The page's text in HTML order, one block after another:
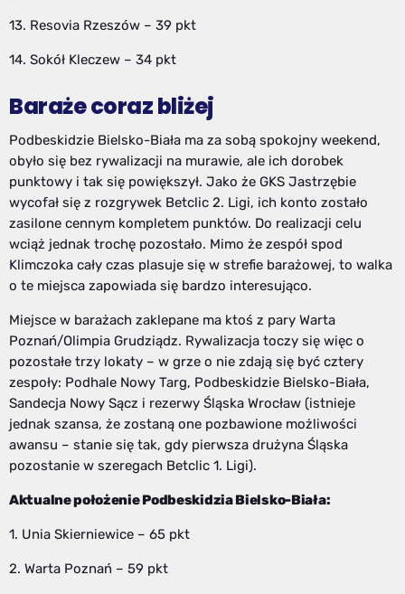
13. Resovia Rzeszów – 39 pkt
14. Sokół Kleczew – 34 pkt
Baraże coraz bliżej
Podbeskidzie Bielsko-Biała ma za sobą spokojny weekend,
obyło się bez rywalizacji na murawie, ale ich dorobek
punktowy i tak się powiększył. Jako że GKS Jastrzębie
wycofał się z rozgrywek Betclic 2. Ligi, ich konto zostało
zasilone cennym kompletem punktów. Do realizacji celu
wciąż jednak trochę pozostało. Mimo że zespół spod
Klimczoka cały czas plasuje się w strefie barażowej, to walka
o te miejsca zapowiada się bardzo interesująco.
Miejsce w barażach zaklepane ma ktoś z pary Warta
Poznań/Olimpia Grudziądz. Rywalizacja toczy się więc o
pozostałe trzy lokaty – w grze o nie zdają się być cztery
zespoły: Podhale Nowy Targ, Podbeskidzie Bielsko-Biała,
Sandecja Nowy Sącz i rezerwy Śląska Wrocław (istnieje
jednak szansa, że zostaną one pozbawione możliwości
awansu – stanie się tak, gdy pierwsza drużyna Śląska
pozostanie w szeregach Betclic 1. Ligi).
Aktualne położenie Podbeskidzia Bielsko-Biała:
1. Unia Skierniewice – 65 pkt
2. Warta Poznań – 59 pkt